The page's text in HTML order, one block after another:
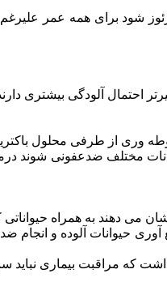
شود برای همه عمر علیرغم
احتمال آلودگی بیشتری
وری از طرفی محلول
مختلف ضدعفونی شوند
می دهند به همراه
حیوانات آلوده و انجام
كه مراقبت بیماری